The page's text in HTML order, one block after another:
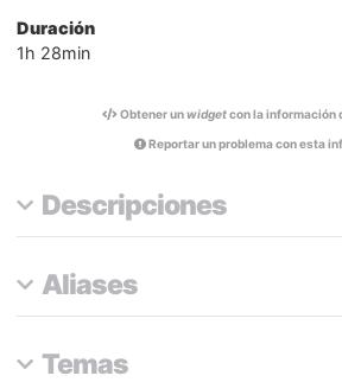
Duración
1h 28min
Obtener unwidgetcon la información
Reportar un problema con esta
Descripciones
Aliases
Temas